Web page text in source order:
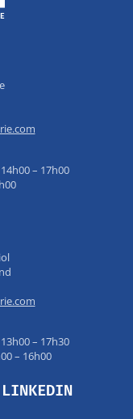
– 17h00
– 17h30
– 16h00
LINKEDIN